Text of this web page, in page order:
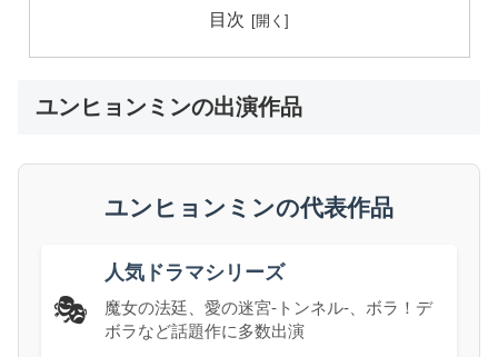
目次
ユンヒョンミンの出演作品
ユンヒョンミンの代表作品
🎭
人気ドラマシリーズ
魔女の法廷、愛の迷宮-トンネル-、ボラ！デ
ボラなど話題作に多数出演